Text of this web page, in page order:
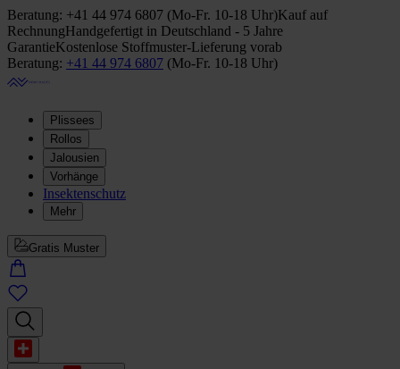
Beratung: +41 44 974 6807 (Mo-Fr. 10-18 Uhr)Kauf auf
RechnungHandgefertigt in Deutschland - 5 Jahre
GarantieKostenlose Stoffmuster-Lieferung vorab
Beratung: +41 44 974 6807 (Mo-Fr. 10-18 Uhr)
Plissees
Rollos
Jalousien
Vorhänge
Insektenschutz
Mehr
Gratis Muster